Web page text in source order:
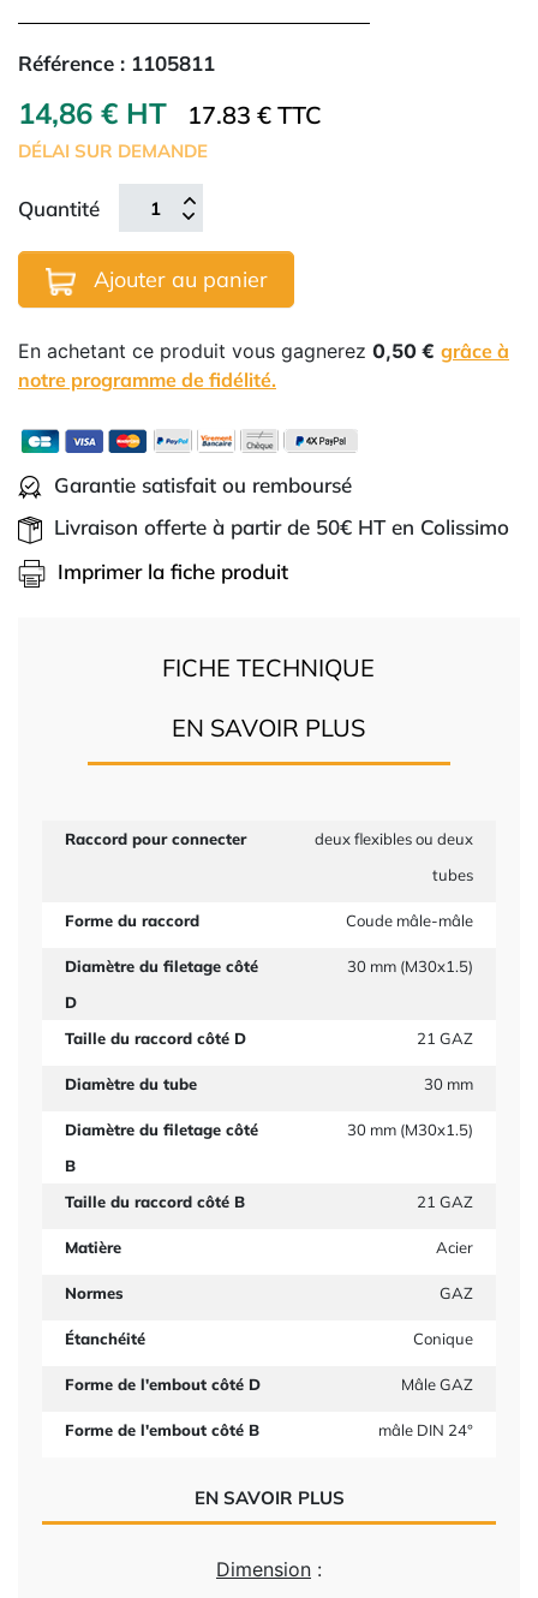
Référence : 1105811
14,86 € HT 17.83 € TTC
DÉLAI SUR DEMANDE
Quantité
Ajouter au panier
En achetant ce produit vous gagnerez 0,50 € grâce à
notre programme de fidélité.
Garantie satisfait ou remboursé
Livraison offerte à partir de 50€ HT en Colissimo
Imprimer la fiche produit
FICHE TECHNIQUE
EN SAVOIR PLUS
Raccord pour connecter
deux flexibles ou deux
tubes
Forme du raccord Coude mâle-mâle
Diamètre du filetage côté
D
30 mm (M30x1.5)
Taille du raccord côté D 21 GAZ
Diamètre du tube 30 mm
Diamètre du filetage côté
B
30 mm (M30x1.5)
Taille du raccord côté B 21 GAZ
Matière Acier
Normes GAZ
Étanchéité Conique
Forme de l'embout côté D Mâle GAZ
Forme de l'embout côté B mâle DIN 24°
EN SAVOIR PLUS
Dimension :